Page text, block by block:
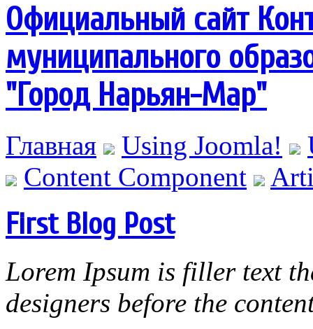
Официальный сайт
муниципального
"Город Нарьян-Мар"
Главная Using Joomla!
Content Component
First Blog Post
Lorem Ipsum is filler text
designers before the